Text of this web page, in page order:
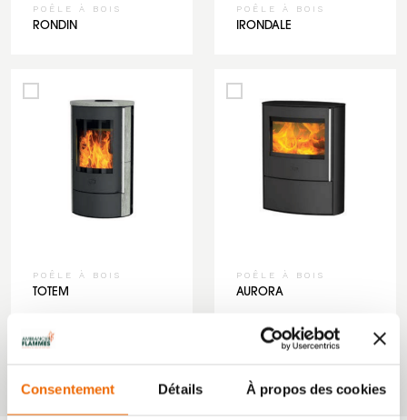
Consentement Détails À propos des cookies
POÊLE À BOIS
RONDIN
POÊLE À BOIS
IRONDALE
POÊLE À BOIS
TOTEM
POÊLE À BOIS
AURORA